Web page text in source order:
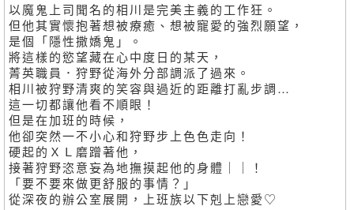
以魔鬼上司聞名的相川是完美主義的工作狂。
但他其實懷抱著想被療癒、想被寵愛的強烈願望，
是個「隱性撒嬌鬼」。
將這樣的慾望藏在心中度日的某天，
菁英職員．狩野從海外分部調派了過來。
相川被狩野清爽的笑容與過近的距離打亂步調…
這一切都讓他看不順眼！
但是在加班的時候，
他卻突然一不小心和狩野步上色色走向！
硬起的ＸＬ磨蹭著他，
接著狩野恣意妄為地撫摸起他的身體｜｜！
「要不要來做更舒服的事情？」
從深夜的辦公室展開，上班族以下剋上戀愛♡